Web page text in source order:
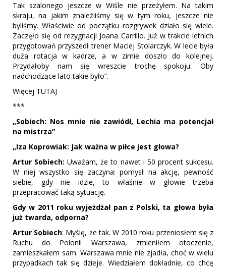
Tak szalonego jeszcze w Wiśle nie przeżyłem. Na takim
skraju, na jakim znaleźliśmy się w tym roku, jeszcze nie
byliśmy. Właściwie od początku rozgrywek działo się wiele.
Zaczęło się od rezygnacji Joana Carrillo. Już w trakcie letnich
przygotowań przyszedł trener Maciej Stolarczyk. W lecie była
duża rotacja w kadrze, a w zimie doszło do kolejnej.
Przydałoby nam się wreszcie trochę spokoju. Oby
nadchodzące lato takie było”.
Więcej TUTAJ
***
„Sobiech: Nos mnie nie zawiódł, Lechia ma potencjał
na mistrza”
„Iza Koprowiak: Jak ważna w piłce jest głowa?
Artur Sobiech: Uważam, że to nawet i 50 procent sukcesu.
W niej wszystko się zaczyna: pomysł na akcję, pewność
siebie, gdy nie idzie, to właśnie w głowie trzeba
przepracować taką sytuację.
Gdy w 2011 roku wyjeżdżał pan z Polski, ta głowa była
już twarda, odporna?
Artur Sobiech: Myślę, że tak. W 2010 roku przeniosłem się z
Ruchu do Polonii Warszawa, zmieniłem otoczenie,
zamieszkałem sam. Warszawa mnie nie zjadła, choć w wielu
przypadkach tak się dzieje. Wiedziałem dokładnie, co chcę